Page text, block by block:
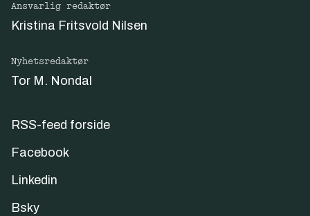
Ansvarlig redaktør
Kristina Fritsvold Nilsen
Nyhetsredaktør
Tor M. Nondal
RSS-feed forside
Facebook
Linkedin
Bsky